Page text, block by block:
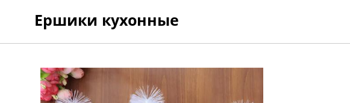
Ершики кухонные